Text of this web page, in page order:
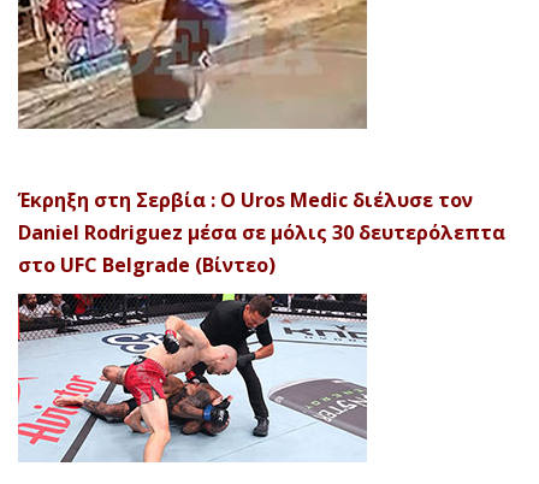
Έκρηξη στη Σερβία : Ο Uros Medic διέλυσε τον
Daniel Rodriguez μέσα σε μόλις 30 δευτερόλεπτα
στο UFC Belgrade (Βίντεο)